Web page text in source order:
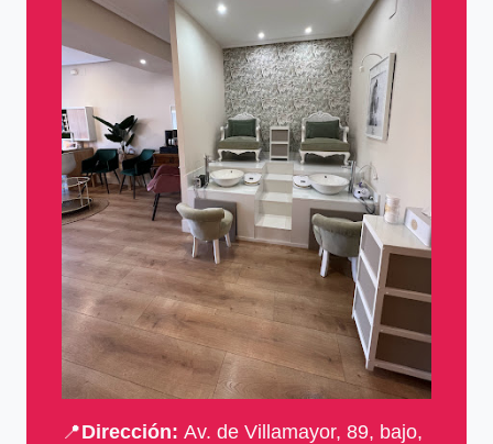
📍Dirección: Av. de Villamayor, 89, bajo,